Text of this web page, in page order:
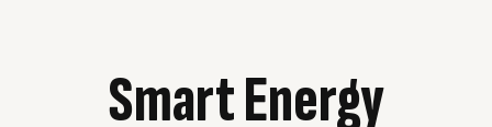
Smart Energy